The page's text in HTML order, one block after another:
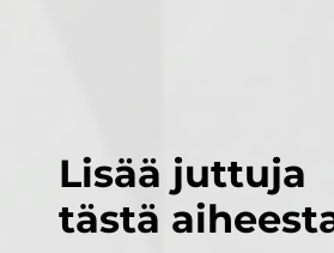
Lisää juttuja
tästä